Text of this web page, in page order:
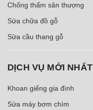
Chống thấm sân thượng
Sửa chữa đồ gỗ
Sửa cầu thang gỗ
DỊCH VỤ MỚI NHẤT
Khoan giếng gia đình
Sửa máy bơm chìm